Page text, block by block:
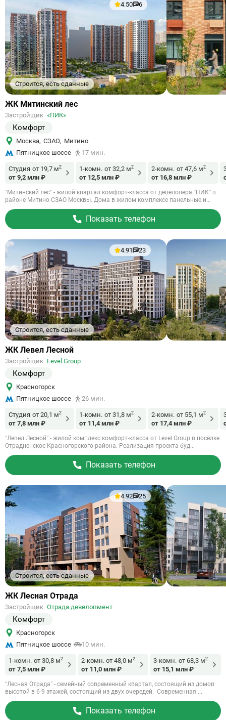
Строится, есть сданные
4.50 6
Ссылка
объект
ЖК Митинский лес
Застройщик «ПИК»
Комфорт
Москва, СЗАО, Митино
Пятницкое шоссе
17 мин.
Студия от 19,7 м2
от 9,2 млн ₽
1-комн. от 32,2 м2
от 12,5 млн ₽
2-комн. от 47,6 м2
от 16,8 млн ₽
“Митинский лес” - жилой квартал комфорт-класса от девелопера “ПИК” в
районе Митино СЗАО Москвы. Дома в жилом комплексе панельные и...
Показать телефон
Строится, есть сданные
4.91 23
Ссылка
объект
ЖК Левел Лесной
Застройщик Level Group
Комфорт
Красногорск
Пятницкое шоссе
26 мин.
Студия от 20,1 м2
от 7,8 млн ₽
1-комн. от 31,8 м2
от 11,4 млн ₽
2-комн. от 55,1 м2
от 17,4 млн ₽
“Левел Лесной” - жилой комплекс комфорт-класса от Level Group в посёлке
Отрадненское Красногорского района. Реализация проекта буд...
Показать телефон
Строится, есть сданные
4.92 25
Ссылка
объект
ЖК Лесная Отрада
Застройщик Отрада девелопмент
Комфорт
Красногорск
Пятницкое шоссе
10 мин.
1-комн. от 30,8 м2
от 7,5 млн ₽
2-комн. от 48,0 м2
от 11,0 млн ₽
3-комн. от 68,3 м2
от 15,1 млн ₽
“Лесная Отрада” - семейный современный квартал, состоящий из домов
высотой в 6-9 этажей, состоящий из двух очередей. Современная ...
Показать телефон